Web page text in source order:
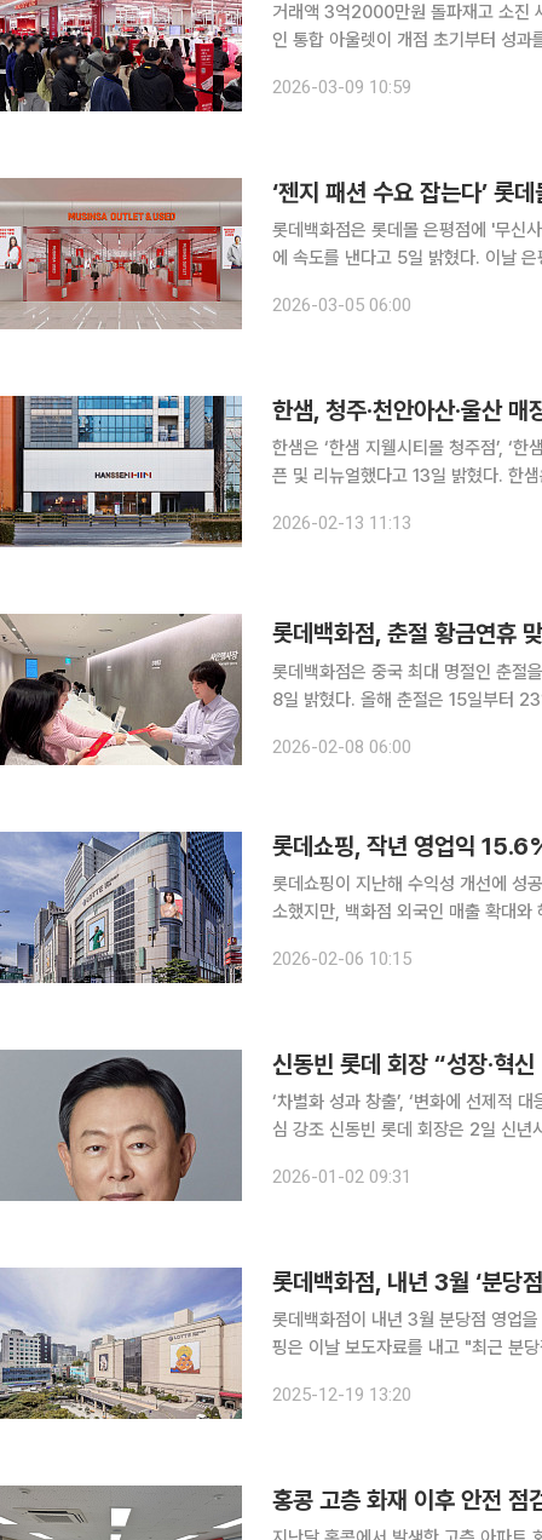
거래액 3억2000만원 돌파재고 소진 새로운 거점 부상 무신사가 롯
인 통합 아울렛이 개점 초기부터 성과를 거뒀다. 무신사는 5일 오픈 이후 8일
80% 이상의 할인율이 적용돼 단가가
2026-03-09 10:59
‘젠지 패션 수요 잡는다’ 롯
롯데백화점은 롯데몰 은평점에 '무신
에 속도를 낸다고 5일 밝혔다. 이날 은평점 지하 1층에 480평대 규모로 조성되는 '무신사 아울렛’은
꾸다'를 콘셉트로 1030세대가 선호하
2026-03-05 06:00
한샘, 청주·천안아산·울산
한샘은 ‘한샘 지웰시티몰 청주점’, ‘
픈 및 리뉴얼했다고 13일 밝혔다. 한샘은 한 매장에서 리모델링부터 가구 구매까지 한 번에 해결할
움을 줄이고, 공간의 전체적인 조화를
2026-02-13 11:13
롯데백화점, 춘절 황금연휴
롯데백화점은 중국 최대 명절인 춘절
8일 밝혔다. 올해 춘절은 15일부터 23일까지 총 9일간 이어지는 황금연휴로, 외국인 관광객 유입
관광을 함께 즐기려는 방문객이 늘고
2026-02-08 06:00
롯데쇼핑, 작년 영업익
롯데쇼핑이 지난해 수익성 개선에 성
소했지만, 백화점 외국인 매출 확대
고 6일 공시했다. 전년 대비 매출은
2026-02-06 10:15
‘차별화 성과 창출’, ‘변화에 선제적
심 강조 신동빈 롯데 회장은 2일 신년사를 통해 “성장과 혁신을 바탕으로 롯데의 새로운 역사를 함
분야에서 의미 있는 글로벌 성과를 창
2026-01-02 09:31
롯데백화점, 내년 3월 ‘분당
롯데백화점이 내년 3월 분당점 영업을 종료한다고 19일
핑은 이날 보도자료를 내고 "최근 분
역량을 집중하려는 롯데백화점의 전
2025-12-19 13:20